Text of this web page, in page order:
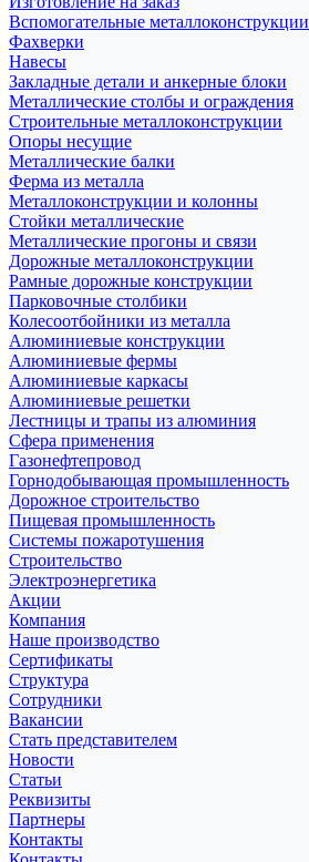
Вспомогательные металлоконструкции
Фахверки
Навесы
Закладные детали и анкерные блоки
Металлические столбы и ограждения
Строительные металлоконструкции
Опоры несущие
Металлические балки
Ферма из металла
Металлоконструкции и колонны
Стойки металлические
Металлические прогоны и связи
Дорожные металлоконструкции
Рамные дорожные конструкции
Парковочные столбики
Колесоотбойники из металла
Алюминиевые конструкции
Алюминиевые фермы
Алюминиевые каркасы
Алюминиевые решетки
Лестницы и трапы из алюминия
Сфера применения
Газонефтепровод
Горнодобывающая промышленность
Дорожное строительство
Пищевая промышленность
Системы пожаротушения
Строительство
Электроэнергетика
Акции
Компания
Наше производство
Сертификаты
Структура
Сотрудники
Вакансии
Стать представителем
Новости
Статьи
Реквизиты
Партнеры
Контакты